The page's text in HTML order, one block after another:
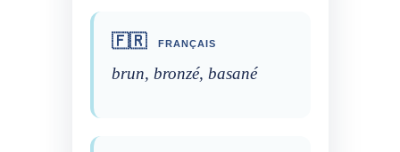
🇫🇷 FRANÇAIS
brun, bronzé, basané